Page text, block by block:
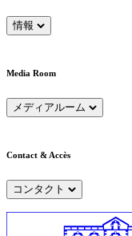
情報
Media Room
メディアルーム
Contact & Accès
コンタクト